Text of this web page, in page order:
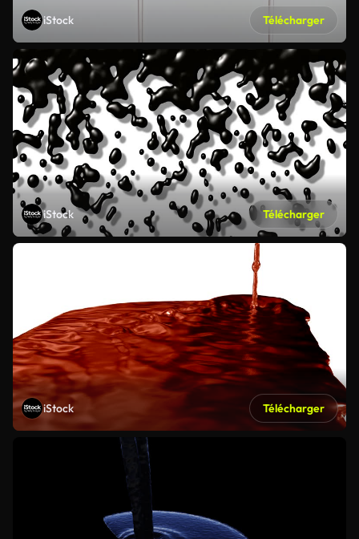
iStock Télécharger
iStock Télécharger
iStock Télécharger